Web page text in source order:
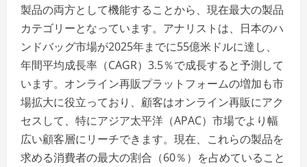
製品の両方として機能することから、現在最大の製品
カテゴリーとなっています。アナリストは、日本のハ
ンドバッグ市場が2025年までに55億米ドルに達し、
年間平均成長率（CAGR）3.5％で成長すると予測して
います。オンライン再販プラットフォームの増加も市
場拡大に役立っており、顧客はオンライン再販にアク
セスして、特にアジア太平洋（APAC）市場でより幅
広い顧客層にリーチできます。現在、これらの製品を
求める消費者の最大の割合（60％）を占めていること